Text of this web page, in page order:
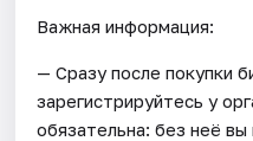
Важная информация:
— Сразу после покупки
зарегистрируйтесь у
обязательна: без неё